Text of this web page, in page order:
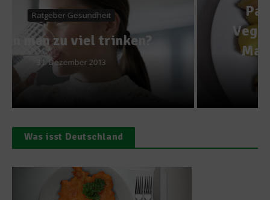
Patrik Baboumian – Als
Vegetarier zum „Stärksten
Mann Deutschlands“ und
bald vegan…
Was isst Deutschland